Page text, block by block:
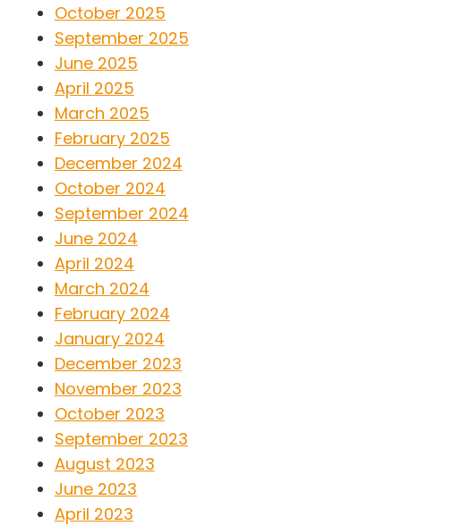
October 2025
September 2025
June 2025
April 2025
March 2025
February 2025
December 2024
October 2024
September 2024
June 2024
April 2024
March 2024
February 2024
January 2024
December 2023
November 2023
October 2023
September 2023
August 2023
June 2023
April 2023